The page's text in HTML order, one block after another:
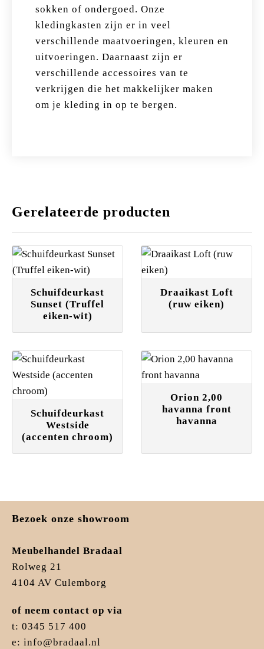
sokken of ondergoed. Onze
kledingkasten zijn er in veel
verschillende maatvoeringen, kleuren en
uitvoeringen. Daarnaast zijn er
verschillende accessoires van te
verkrijgen die het makkelijker maken
om je kleding in op te bergen.
Gerelateerde producten
Schuifdeurkast
Sunset (Truffel
eiken-wit)
Draaikast Loft
(ruw eiken)
Schuifdeurkast
Westside
(accenten chroom)
Orion 2,00
havanna front
havanna
Bezoek onze showroom
Meubelhandel Bradaal
Rolweg 21
4104 AV Culemborg
of neem contact op via
t: 0345 517 400
e: info@bradaal.nl